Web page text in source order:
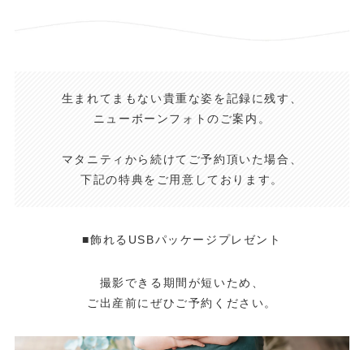
生まれてまもない貴重な姿を記録に残す、
ニューボーンフォトのご案内。
マタニティから続けてご予約頂いた場合、
下記の特典をご用意しております。
■飾れるUSBパッケージプレゼント
撮影できる期間が短いため、
ご出産前にぜひご予約ください。